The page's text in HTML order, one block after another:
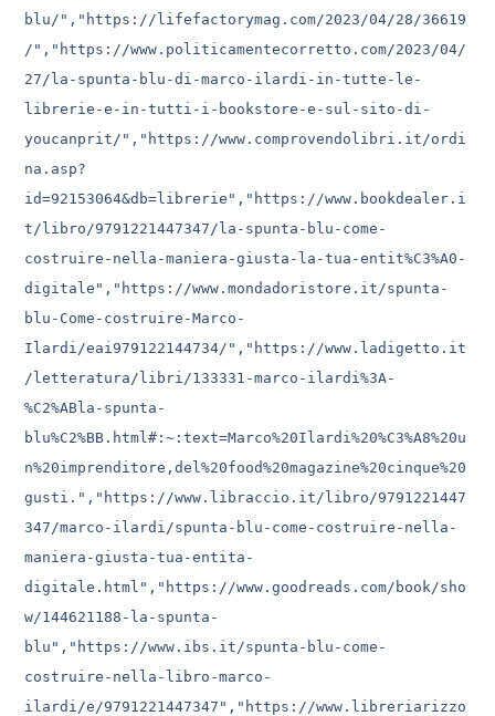
blu/","https://lifefactorymag.com/2023/04/28/36619
/","https://www.politicamentecorretto.com/2023/04/
27/la-spunta-blu-di-marco-ilardi-in-tutte-le-
librerie-e-in-tutti-i-bookstore-e-sul-sito-di-
youcanprit/","https://www.comprovendolibri.it/ordi
na.asp?
id=92153064&db=librerie","https://www.bookdealer.i
t/libro/9791221447347/la-spunta-blu-come-
costruire-nella-maniera-giusta-la-tua-entit%C3%A0-
digitale","https://www.mondadoristore.it/spunta-
blu-Come-costruire-Marco-
Ilardi/eai979122144734/","https://www.ladigetto.it
/letteratura/libri/133331-marco-ilardi%3A-
%C2%ABla-spunta-
blu%C2%BB.html#:~:text=Marco%20Ilardi%20%C3%A8%20u
n%20imprenditore,del%20food%20magazine%20cinque%20
gusti.","https://www.libraccio.it/libro/9791221447
347/marco-ilardi/spunta-blu-come-costruire-nella-
maniera-giusta-tua-entita-
digitale.html","https://www.goodreads.com/book/sho
w/144621188-la-spunta-
blu","https://www.ibs.it/spunta-blu-come-
costruire-nella-libro-marco-
ilardi/e/9791221447347","https://www.libreriarizzo